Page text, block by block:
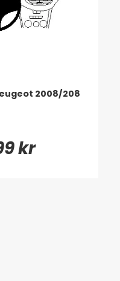
2008/208
kr